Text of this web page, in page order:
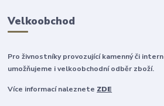
Velkoobchod
Pro živnostníky provozující kamenný či
umožňujeme i velkoobchodní odběr zboží.
Více informací naleznete ZDE